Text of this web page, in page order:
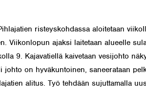
risteyskohdassa aloitetaan
Viikonlopun ajaksi laitetaan alueelle
9. Kajavatiellä kaivetaan vesijohto
on hyväkuntoinen, saneerataan
alitus. Työ tehdään sujuttamalla